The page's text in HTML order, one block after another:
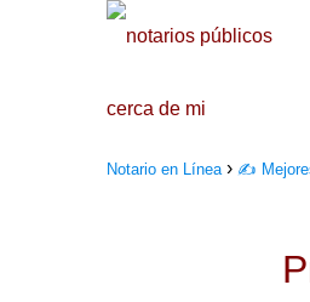
Notario en Línea ✍️